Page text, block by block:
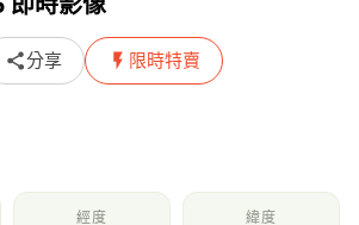
分享 限時特賣
經度 緯度